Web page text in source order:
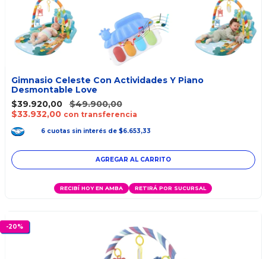
Gimnasio Celeste Con Actividades Y Piano
Desmontable Love
$39.920,00
$49.900,00
$33.932,00 con transferencia
6 cuotas sin interés de $6.653,33
RECIBÍ HOY EN AMBA RETIRÁ POR SUCURSAL
-20%